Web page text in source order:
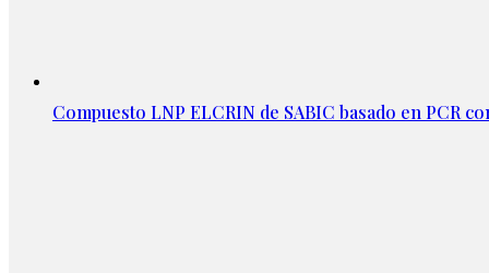
Compuesto LNP ELCRIN de SABIC basado en PCR